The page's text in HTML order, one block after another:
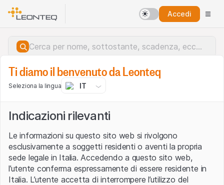
Accedi
Ti diamo il benvenuto da Leonteq
Seleziona la lingua IT
Indicazioni rilevanti
Le informazioni su questo sito web si rivolgono
esclusivamente a soggetti residenti o aventi la propria
sede legale in Italia. Accedendo a questo sito web,
l’utente conferma espressamente di essere residente in
Italia. L’utente accetta di interrompere l’utilizzo del